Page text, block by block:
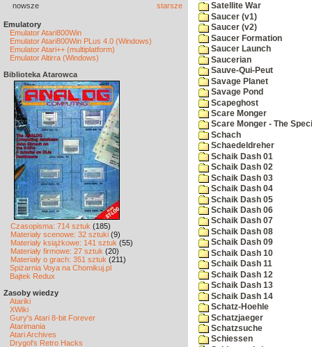
nowsze starsze
Emulatory
Emulator Atari800Win
Emulator Atari800Win PLus 4.0 (Windows)
Emulator Atari++ (multiplatform)
Emulator Altirra (Windows)
Biblioteka Atarowca
Czasopisma: 714 sztuk (185)
Materiały scenowe: 32 sztuki (9)
Materiały książkowe: 141 sztuk (55)
Materiały firmowe: 27 sztuk (20)
Materiały o grach: 351 sztuk (211)
Spiżarnia Voya na Chomikuj.pl
Bajtek Redux
Zasoby wiedzy
Atariki
XWiki
Gury's Atari 8-bit Forever
Atarimania
Atari Archives
Drygol's Retro Hacks
Satellite War
Saucer (v1)
Saucer (v2)
Saucer Formation
Saucer Launch
Saucerian
Sauve-Qui-Peut
Savage Planet
Savage Pond
Scapeghost
Scare Monger
Scare Monger - The
Schach
Schaedeldreher
Schaik Dash 01
Schaik Dash 02
Schaik Dash 03
Schaik Dash 04
Schaik Dash 05
Schaik Dash 06
Schaik Dash 07
Schaik Dash 08
Schaik Dash 09
Schaik Dash 10
Schaik Dash 11
Schaik Dash 12
Schaik Dash 13
Schaik Dash 14
Schatz-Hoehle
Schatzjaeger
Schatzsuche
Schiessen